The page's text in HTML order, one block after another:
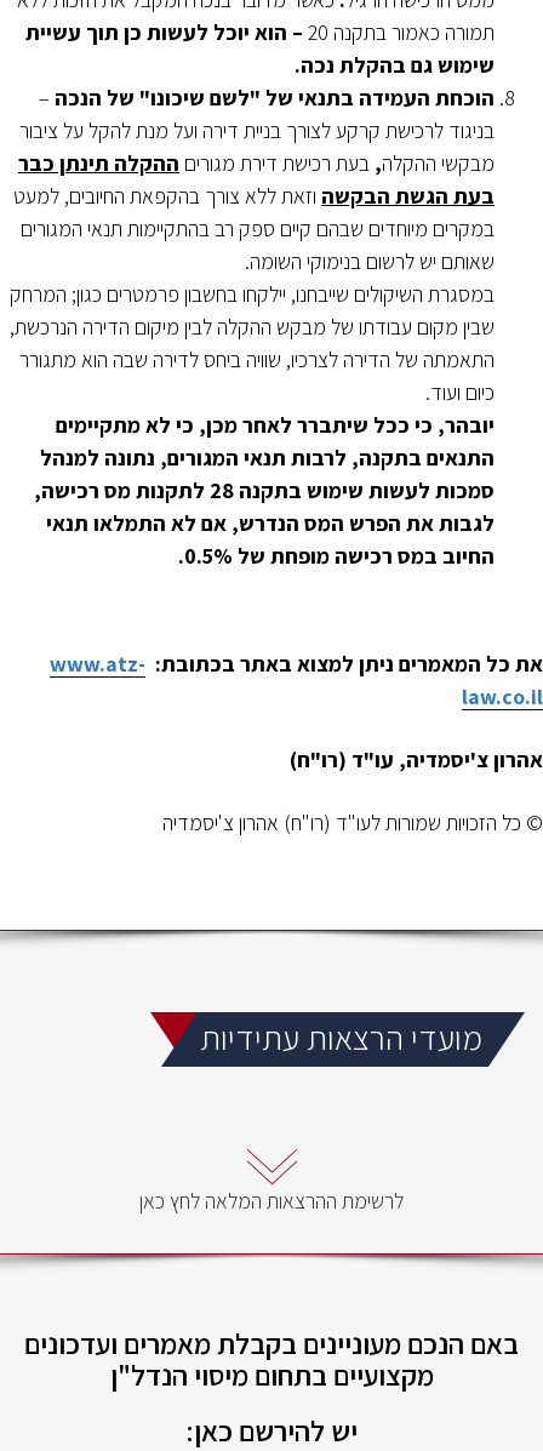
תמורה כאמור בתקנה 20
– הוא יוכל לעשות כן תוך עשיית
שימוש גם בהקלת נכה.
הוכחת העמידה בתנאי של "לשם שיכונו" של הנכה –
בניגוד לרכישת קרקע לצורך בניית דירה ועל מנת להקל על ציבור
מבקשי ההקלה, בעת רכישת דירת מגורים ההקלה תינתן כבר
בעת הגשת הבקשה וזאת ללא צורך בהקפאת החיובים, למעט
במקרים מיוחדים שבהם קיים ספק רב בהתקיימות תנאי המגורים
שאותם יש לרשום בנימוקי השומה.
במסגרת השיקולים שייבחנו, יילקחו בחשבון פרמטרים כגון; המרחק
שבין מקום עבודתו של מבקש ההקלה לבין מיקום הדירה הנרכשת,
התאמתה של הדירה לצרכיו, שוויה ביחס לדירה שבה הוא מתגורר
כיום ועוד.
יובהר, כי ככל שיתברר לאחר מכן, כי לא מתקיימים
התנאים בתקנה, לרבות תנאי המגורים, נתונה למנהל
סמכות לעשות שימוש בתקנה 28 לתקנות מס רכישה,
לגבות את הפרש המס הנדרש, אם לא התמלאו תנאי
החיוב במס רכישה מופחת של 0.5%.
את כל המאמרים ניתן למצוא באתר בכתובת: www.atz-
law.co.il
אהרון צ'יסמדיה, עו"ד (רו"ח)
© כל הזכויות שמורות לעו"ד (רו"ח) אהרון צ'יסמדיה
מועדי הרצאות עתידיות
לרשימת ההרצאות המלאה לחץ כאן
באם הנכם מעוניינים בקבלת מאמרים ועדכונים
מקצועיים בתחום מיסוי הנדל"ן
יש להירשם כאן: